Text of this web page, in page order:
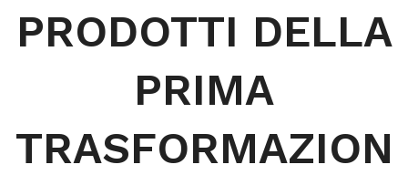
PRODOTTI DELLA
PRIMA
TRASFORMAZION